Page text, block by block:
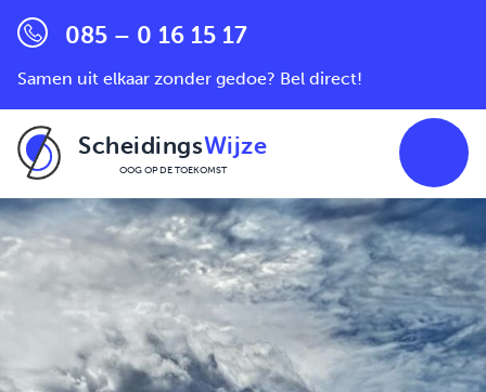
Ga naar de inhoud
085 – 0 16 15 17
Samen uit elkaar zonder gedoe? Bel direct!
ScheidingsWijze
OOG OP DE TOEKOMST